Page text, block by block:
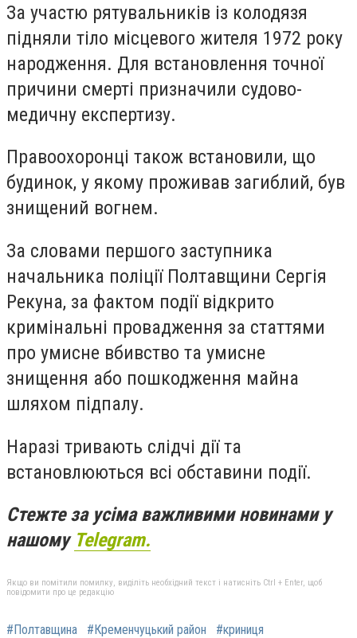
За участю рятувальників із колодязя
підняли тіло місцевого жителя 1972 року
народження. Для встановлення точної
причини смерті призначили судово-
медичну експертизу.
Правоохоронці також встановили, що
будинок, у якому проживав загиблий, був
знищений вогнем.
За словами першого заступника
начальника поліції Полтавщини Сергія
Рекуна, за фактом події відкрито
кримінальні провадження за статтями
про умисне вбивство та умисне
знищення або пошкодження майна
шляхом підпалу.
Наразі тривають слідчі дії та
встановлюються всі обставини події.
Стежте за усіма важливими новинами у
нашому Telegram.
Якщо ви помітили помилку, виділіть необхідний текст і натисніть Ctrl + Enter, щоб
повідомити про це редакцію
#Полтавщина #Кременчуцький район
#криниця